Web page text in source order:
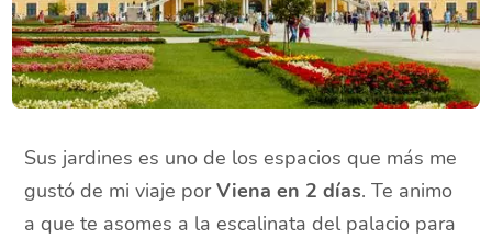
Sus jardines es uno de los espacios que más me
gustó de mi viaje porViena en 2 días. Te animo
a que te asomes a la escalinata del palacio para